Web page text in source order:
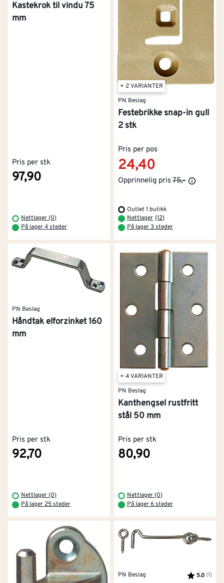
Kastekrok til vindu 75
mm
Pris per stk
97,90
Nettlager (0)
På lager 4 steder
+ 2 VARIANTER
PN Beslag
Festebrikke snap-in gull
2 stk
Pris per pos
24,40
Opprinnelig pris75,-
Outlet 1 butikk
Nettlager (12)
På lager 3 steder
PN Beslag
Håndtak elforzinket 160
mm
Pris per stk
92,70
Nettlager (0)
På lager 25 steder
+ 4 VARIANTER
PN Beslag
Kanthengsel rustfritt
stål 50 mm
Pris per stk
80,90
Nettlager (0)
På lager 6 steder
PN Beslag Karakter:
5.0 (1)